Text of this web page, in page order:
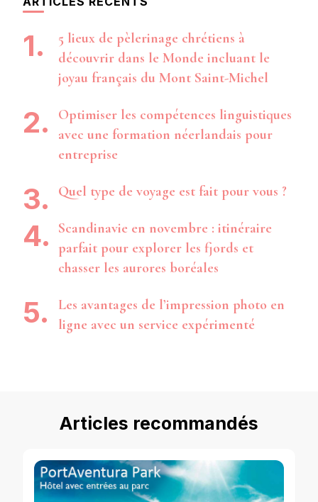
5 lieux de pèlerinage chrétiens à
découvrir dans le Monde incluant le
joyau français du Mont Saint-Michel
Optimiser les compétences linguistiques
avec une formation néerlandais pour
entreprise
Quel type de voyage est fait pour vous ?
Scandinavie en novembre : itinéraire
parfait pour explorer les fjords et
chasser les aurores boréales
Les avantages de l’impression photo en
ligne avec un service expérimenté
Articles recommandés